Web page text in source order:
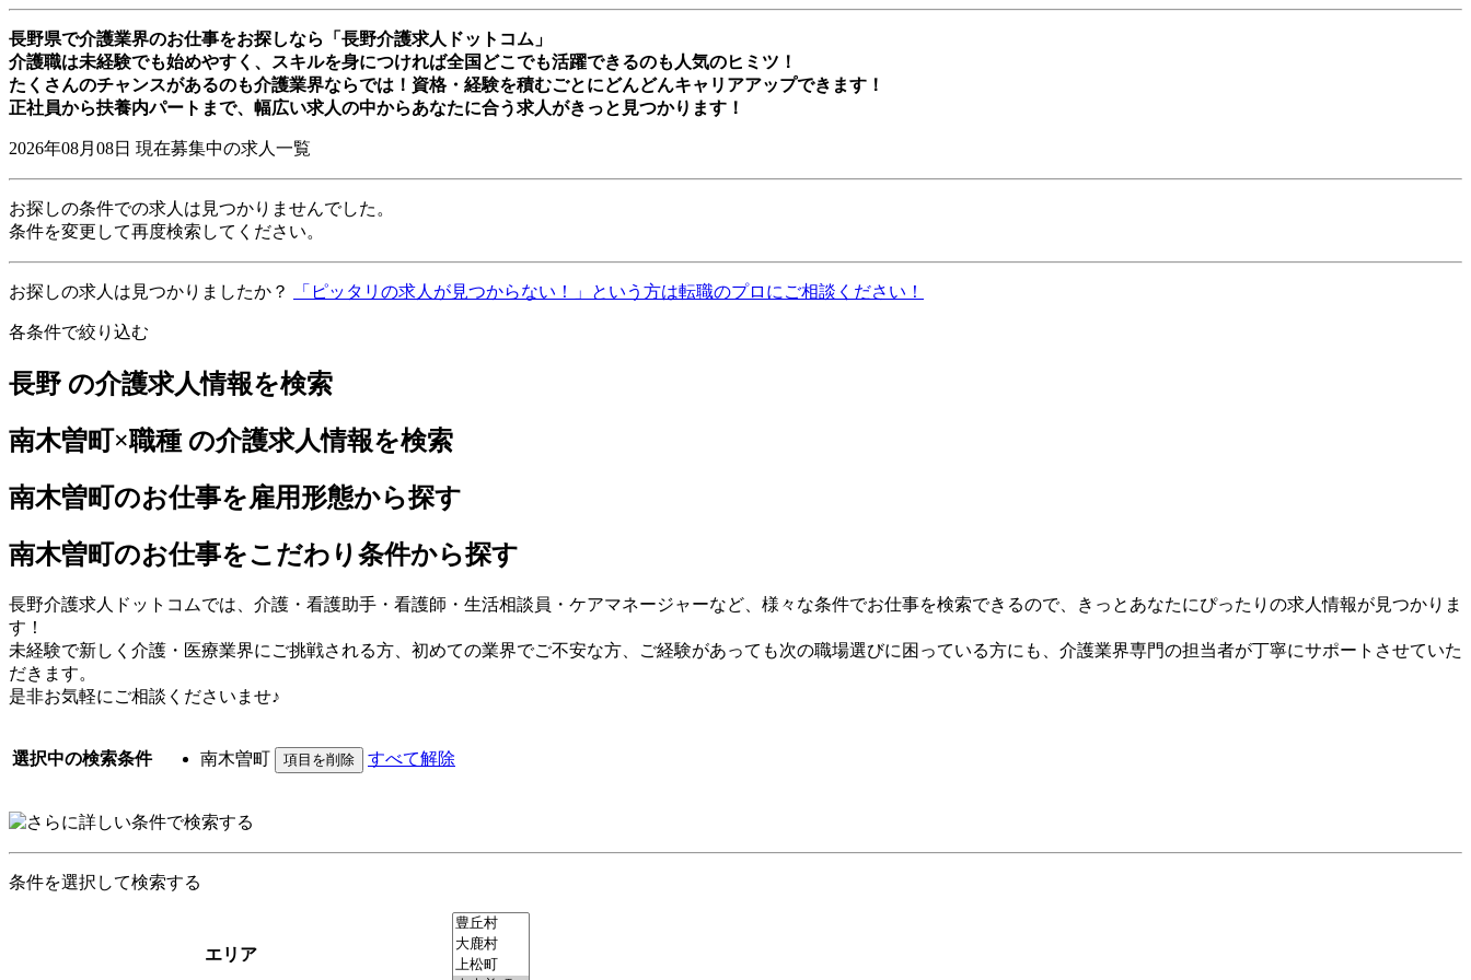
長野県で介護業界のお仕事をお探しなら「長野介護求人ドットコム」
介護職は未経験でも始めやすく、スキルを身につければ全国どこでも活躍できるのも人気のヒミツ！
たくさんのチャンスがあるのも介護業界ならでは！資格・経験を積むごとにどんどんキャリアアップできます！
正社員から扶養内パートまで、幅広い求人の中からあなたに合う求人がきっと見つかります！
2026年08月08日 現在募集中の求人一覧
お探しの条件での求人は見つかりませんでした。
条件を変更して再度検索してください。
お探しの求人は見つかりましたか？ 「ピッタリの求人が見つからない！」という方は転職のプロにご相談ください！
各条件で絞り込む
長野 の介護求人情報を検索
南木曽町×職種 の介護求人情報を検索
南木曽町のお仕事を雇用形態から探す
南木曽町のお仕事をこだわり条件から探す
長野介護求人ドットコムでは、介護・看護助手・看護師・生活相談員・ケアマネージャーなど、様々な条件でお仕事を検索できるので、きっとあなたにぴったりの求人情報が見つかりま
す！
未経験で新しく介護・医療業界にご挑戦される方、初めての業界でご不安な方、ご経験があっても次の職場選びに困っている方にも、介護業界専門の担当者が丁寧にサポートさせていた
だきます。
是非お気軽にご相談くださいませ♪
選択中の検索条件 南木曽町 すべて解除
条件を選択して検索する
エリア